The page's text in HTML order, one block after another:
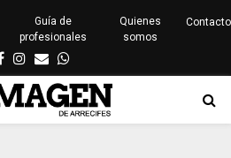
Guía de
profesionales
Quienes
somos
Contacto
Facebook
Instagram
EmailWhatsapp